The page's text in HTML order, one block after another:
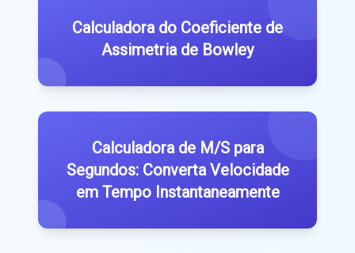
Calculadora do Coeficiente de
Assimetria de Bowley
Calculadora de M/S para
Segundos: Converta Velocidade
em Tempo Instantaneamente